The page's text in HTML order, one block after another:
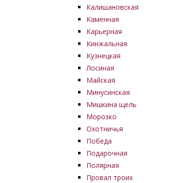
Калишановская
Каменная
Карьерная
Кинжальная
Кузнецкая
Лосиная
Майская
Минусинская
Мишкина щель
Морозко
Охотничья
Победа
Подарочная
Полярная
Провал троих